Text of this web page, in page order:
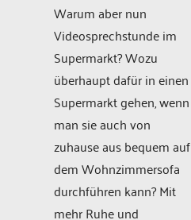
Warum aber nun
Videosprechstunde im
Supermarkt? Wozu
überhaupt dafür in einen
Supermarkt gehen, wenn
man sie auch von
zuhause aus bequem auf
dem Wohnzimmersofa
durchführen kann? Mit
mehr Ruhe und